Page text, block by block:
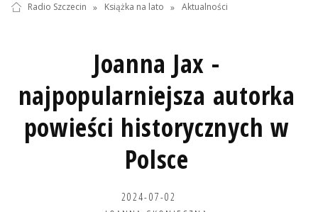
Radio Szczecin » Książka na lato » Aktualności
Joanna Jax -
najpopularniejsza autorka
powieści historycznych w
Polsce
2024-07-02